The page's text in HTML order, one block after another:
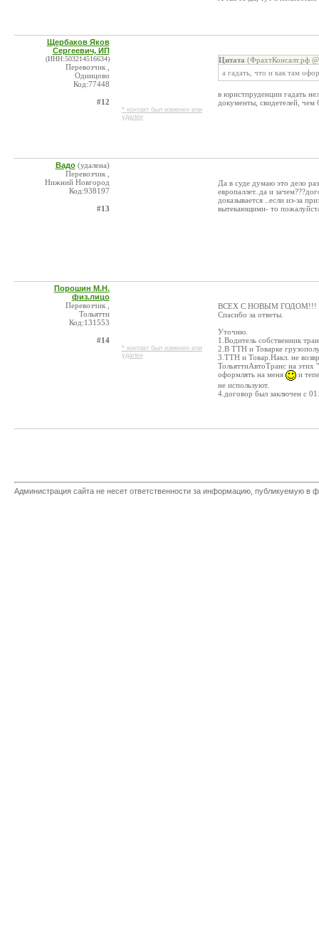
Щербаков Яков
Сергеевич, ИП
(ИНН:503214516634)
Перевозчик ,
Одинцово
Код:77448
#12
* контакт был изменен или
удален
Цитата (ФрахтКонсалт.рф
а гадать, что и как там
в юристпруденции гадать
документы, свидетелей,
Вадо (удалена)
Перевозчик ,
Нижний Новгород
Код:938197
#13
Да в суде думаю это дело
европаллет..да и
доказывается ..если из-за
вытекающими- то
Порошин М.Н.
физ.лицо
Перевозчик ,
Тольятти
Код:131553
#14
* контакт был изменен или
удален
ВСЕХ С НОВЫМ ГОДОМ!!!
Спасибо за ответы.
Уточню.
1.Водитель собственник
2.В ТТН и Товарке
3.ТТН и Товар.Накл. не
ТольяттиАвтоТранс на этих
оформлять на меня
и
не используют.
4.договор был заключен с
Администрация сайта не несет ответственности за информацию, публикуемую